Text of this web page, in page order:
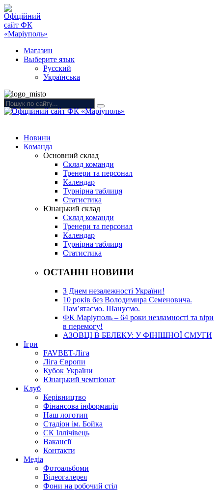
Магазин
Выберите язык
Русский
Українська
Новини
Команда
Основний склад
Склад команди
Тренери та персонал
Календар
Турнірна таблиця
Статистика
Юнацький склад
Склад команди
Тренери та персонал
Календар
Турнірна таблиця
Статистика
ОСТАННІ НОВИНИ
З Днем незалежності України!
10 років без Володимира Семеновича.
Пам’ятаємо. Шануємо.
ФК Маріуполь – 64 роки незламності та віри
в перемогу!
АЗОВЦІ В БЕЛЕКУ: У ФІНІШНОЇ СМУГИ
Ігри
FAVBET-Ліга
Ліга Європи
Кубок України
Юнацький чемпіонат
Клуб
Керівництво
Фінансова інформація
Наш логотип
Стадіон ім. Бойка
СК Іллічівець
Вакансії
Контакти
Медіа
Фотоальбоми
Відеогалерея
Фони на робочий стіл